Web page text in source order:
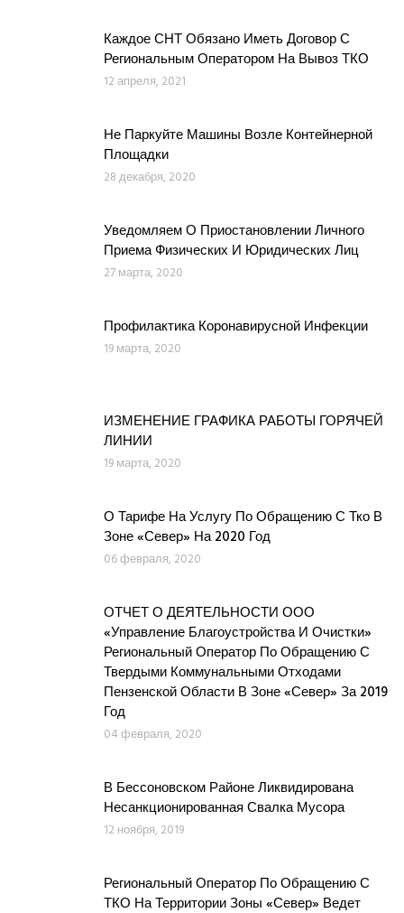
Каждое СНТ Обязано Иметь Договор С
Региональным Оператором На Вывоз ТКО
12 апреля, 2021
Не Паркуйте Машины Возле Контейнерной
Площадки
28 декабря, 2020
Уведомляем О Приостановлении Личного
Приема Физических И Юридических Лиц
27 марта, 2020
Профилактика Коронавирусной Инфекции
19 марта, 2020
ИЗМЕНЕНИЕ ГРАФИКА РАБОТЫ ГОРЯЧЕЙ
ЛИНИИ
19 марта, 2020
О Тарифе На Услугу По Обращению С Тко В
Зоне «Север» На 2020 Год
06 февраля, 2020
ОТЧЕТ О ДЕЯТЕЛЬНОСТИ ООО
«Управление Благоустройства И Очистки»
Региональный Оператор По Обращению С
Твердыми Коммунальными Отходами
Пензенской Области В Зоне «Север» За 2019
Год
04 февраля, 2020
В Бессоновском Районе Ликвидирована
Несанкционированная Свалка Мусора
12 ноября, 2019
Региональный Оператор По Обращению С
ТКО На Территории Зоны «Север» Ведет